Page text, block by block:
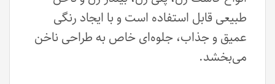
طبیعی قابل استفاده است و با ایجاد رنگی
عمیق و جذاب، جلوه‌ای خاص به طراحی ناخن
می‌بخشد.